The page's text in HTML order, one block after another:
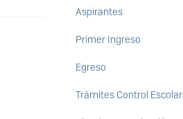
Aspirantes
Primer Ingreso
Egreso
Trámites Control Escolar